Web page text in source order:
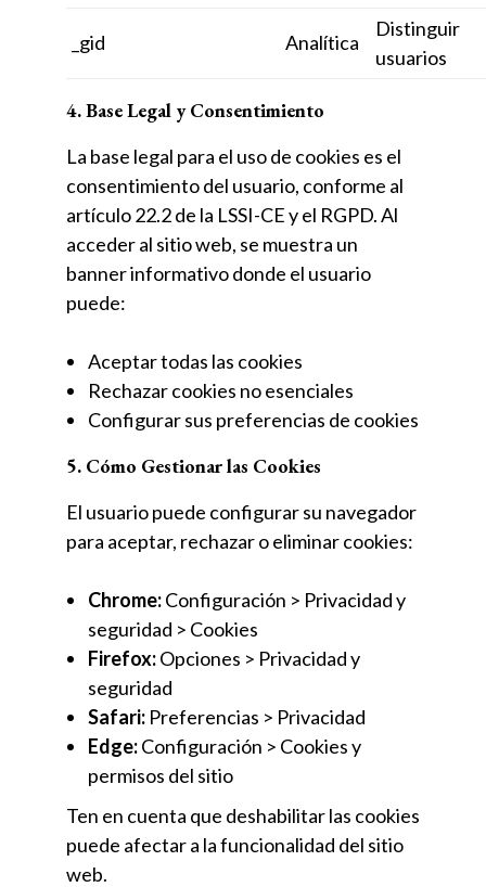
_gid Analítica
Distinguir
usuarios
4. Base Legal y Consentimiento
La base legal para el uso de cookies es el
consentimiento del usuario, conforme al
artículo 22.2 de la LSSI-CE y el RGPD. Al
acceder al sitio web, se muestra un
banner informativo donde el usuario
puede:
Aceptar todas las cookies
Rechazar cookies no esenciales
Configurar sus preferencias de cookies
5. Cómo Gestionar las Cookies
El usuario puede configurar su navegador
para aceptar, rechazar o eliminar cookies:
Chrome:Configuración > Privacidad y
seguridad > Cookies
Firefox:Opciones > Privacidad y
seguridad
Safari:Preferencias > Privacidad
Edge:Configuración > Cookies y
permisos del sitio
Ten en cuenta que deshabilitar las cookies
puede afectar a la funcionalidad del sitio
web.